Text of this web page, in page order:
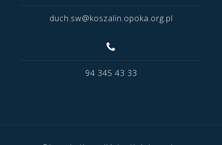
duch.sw@koszalin.opoka.org.pl
94 345 43 33